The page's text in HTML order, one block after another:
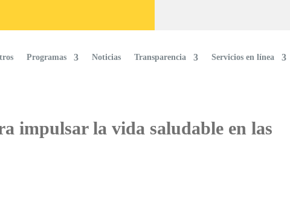
Programas Noticias Transparencia Servicios en línea
impulsar la vida saludable en las